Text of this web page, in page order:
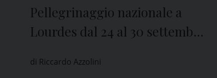
Pellegrinaggio nazionale a
Lourdes dal 24 al 30 settembre
di Riccardo Azzolini